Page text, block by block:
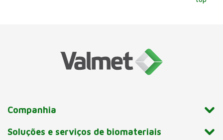
Companhia
Soluções e serviços de biomateriais